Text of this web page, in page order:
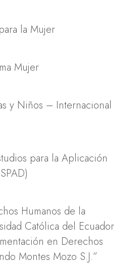
la Mujer
Mujer
y Niños – Internacional
para la Aplicación
Humanos de la
Católica del Ecuador
en Derechos
Montes Mozo S.J.”